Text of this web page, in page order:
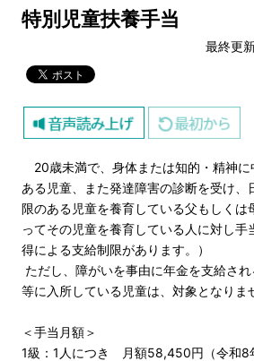
特別児童扶養手当
最終更
20歳未満で、身体または知的・精神に
ある児童、また発達障害の診断を受け、
限のある児童を養育している父もしくは
ってその児童を養育している人に対し手
得による支給制限があります。）
ただし、障がいを事由に年金を支給さ
等に入所している児童は、対象となりま
＜手当月額＞
1級：1人につき 月額58,450円（令和8